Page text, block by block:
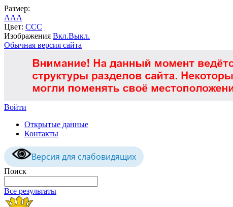
Размер:
AAA
Цвет: CCC
Изображения Вкл.Выкл.
Обычная версия сайта
Войти
Открытые данные
Контакты
Версия для слабовидящих
Поиск
Все результаты